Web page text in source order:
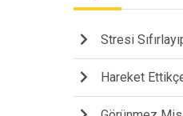
Stresi
Hareket